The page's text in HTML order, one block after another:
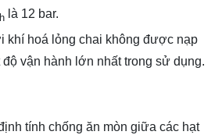
h là 12 bar.
khí hoá lỏng chai không được nạp
vận hành lớn nhất trong sử dụng.
tính chống ăn mòn giữa các hạt